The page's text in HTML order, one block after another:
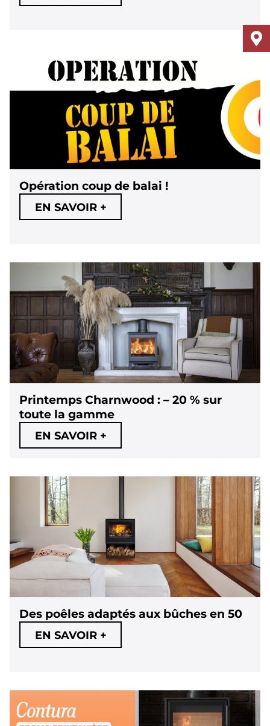
Opération coup de balai !
EN SAVOIR +
Printemps Charnwood : – 20 % sur
toute la gamme
EN SAVOIR +
Des poêles adaptés aux bûches en 50
EN SAVOIR +